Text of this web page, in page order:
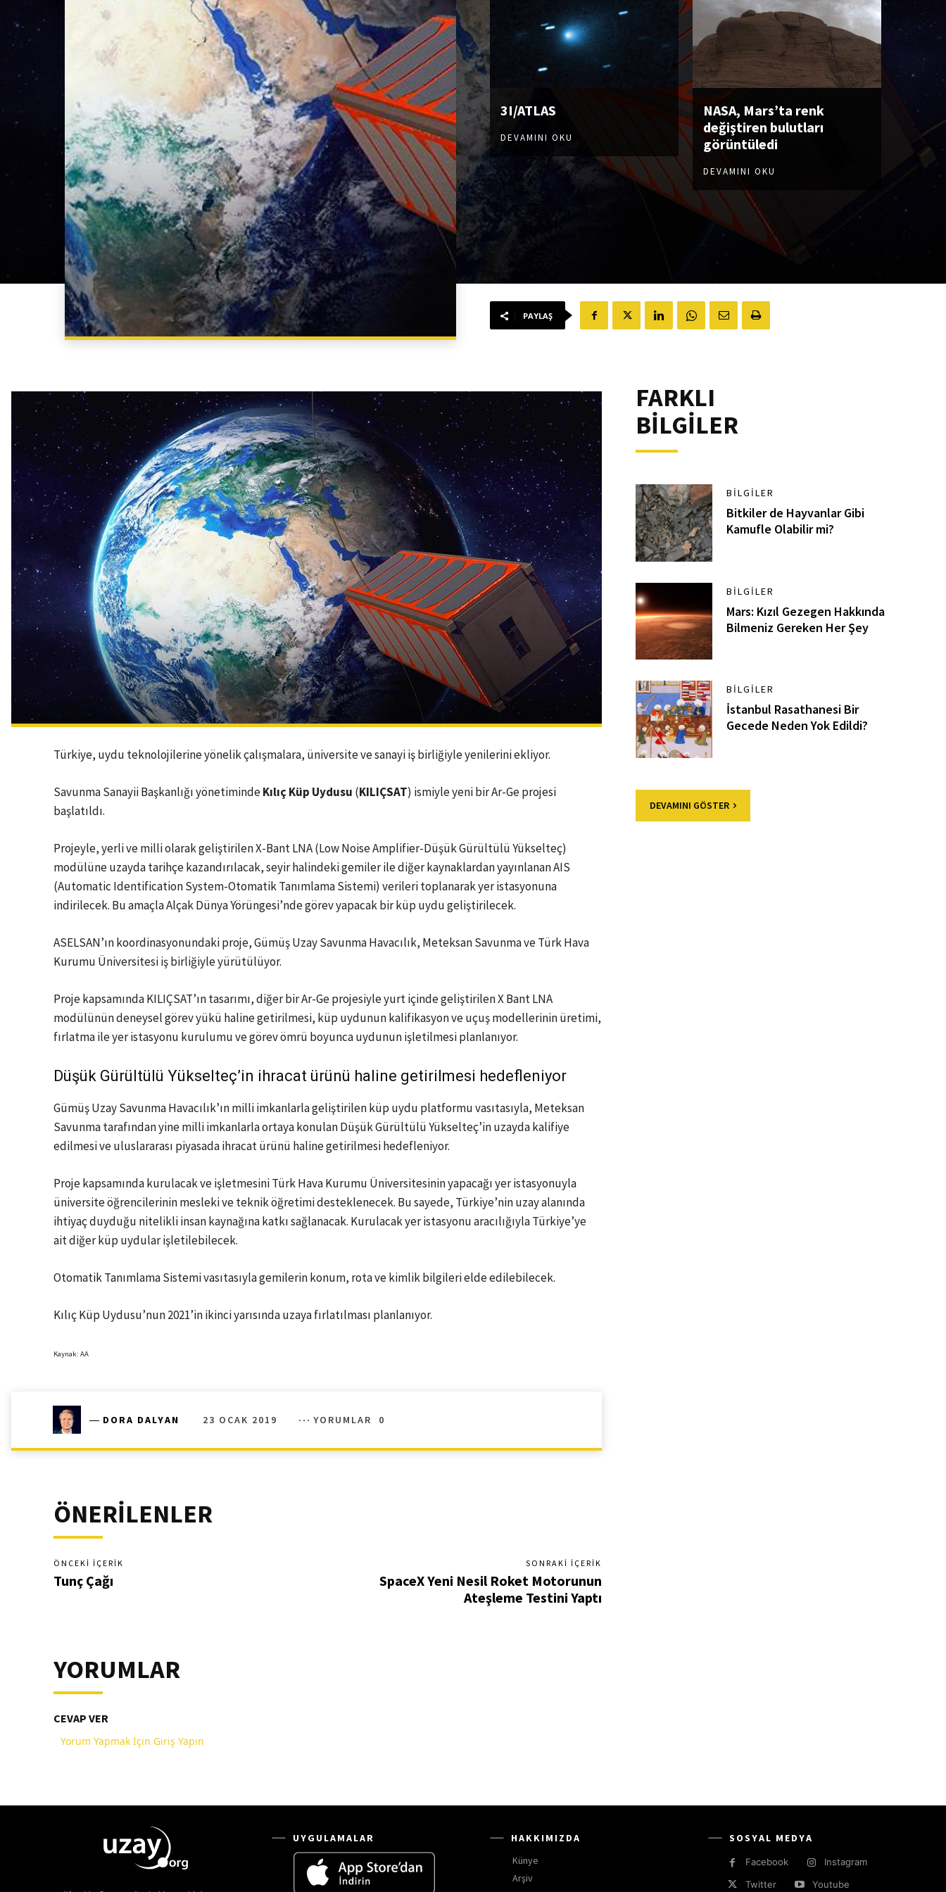
3I/ATLAS
DEVAMINI OKU
NASA, Mars’ta renk
değiştiren bulutları
görüntüledi
DEVAMINI OKU
PAYLAŞ
Türkiye, uydu teknolojilerine yönelik çalışmalara, üniversite ve sanayi iş birliğiyle yenilerini ekliyor.
Savunma Sanayii Başkanlığı yönetimindeKılıç Küp Uydusu (KILIÇSAT) ismiyle yeni bir Ar-Ge projesi
başlatıldı.
Projeyle, yerli ve milli olarak geliştirilen X-Bant LNA (Low Noise Amplifier-Düşük Gürültülü Yükselteç)
modülüne uzayda tarihçe kazandırılacak, seyir halindeki gemiler ile diğer kaynaklardan yayınlanan AIS
(Automatic Identification System-Otomatik Tanımlama Sistemi) verileri toplanarak yer istasyonuna
indirilecek. Bu amaçla Alçak Dünya Yörüngesi’nde görev yapacak bir küp uydu geliştirilecek.
ASELSAN’ın koordinasyonundaki proje, Gümüş Uzay Savunma Havacılık, Meteksan Savunma ve Türk Hava
Kurumu Üniversitesi iş birliğiyle yürütülüyor.
Proje kapsamında KILIÇSAT’ın tasarımı, diğer bir Ar-Ge projesiyle yurt içinde geliştirilen X Bant LNA
modülünün deneysel görev yükü haline getirilmesi, küp uydunun kalifikasyon ve uçuş modellerinin üretimi,
fırlatma ile yer istasyonu kurulumu ve görev ömrü boyunca uydunun işletilmesi planlanıyor.
Düşük Gürültülü Yükselteç’in ihracat ürünü haline getirilmesi hedefleniyor
Gümüş Uzay Savunma Havacılık’ın milli imkanlarla geliştirilen küp uydu platformu vasıtasıyla, Meteksan
Savunma tarafından yine milli imkanlarla ortaya konulan Düşük Gürültülü Yükselteç’in uzayda kalifiye
edilmesi ve uluslararası piyasada ihracat ürünü haline getirilmesi hedefleniyor.
Proje kapsamında kurulacak ve işletmesini Türk Hava Kurumu Üniversitesinin yapacağı yer istasyonuyla
üniversite öğrencilerinin mesleki ve teknik öğretimi desteklenecek. Bu sayede, Türkiye’nin uzay alanında
ihtiyaç duyduğu nitelikli insan kaynağına katkı sağlanacak. Kurulacak yer istasyonu aracılığıyla Türkiye’ye
ait diğer küp uydular işletilebilecek.
Otomatik Tanımlama Sistemi vasıtasıyla gemilerin konum, rota ve kimlik bilgileri elde edilebilecek.
Kılıç Küp Uydusu’nun 2021’in ikinci yarısında uzaya fırlatılması planlanıyor.
Kaynak: AA
― DORA DALYAN 23 OCAK 2019 YORUMLAR 0
ÖNERİLENLER
ÖNCEKI İÇERIK
Tunç Çağı
SONRAKI İÇERIK
SpaceX Yeni Nesil Roket Motorunun
Ateşleme Testini Yaptı
YORUMLAR
CEVAP VER
Yorum Yapmak İçin Giriş Yapın
FARKLI
BİLGİLER
BILGILER
Bitkiler de Hayvanlar Gibi
Kamufle Olabilir mi?
BILGILER
Mars: Kızıl Gezegen Hakkında
Bilmeniz Gereken Her Şey
BILGILER
İstanbul Rasathanesi Bir
Gecede Neden Yok Edildi?
DEVAMINI GÖSTER
UYGULAMALAR
HAKKIMIZDA
Künye
Arşiv
SOSYAL MEDYA
Facebook
Instagram
Twitter
Youtube